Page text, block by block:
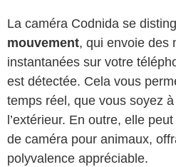
La caméra Codnida se
mouvement, qui envoie des
instantanées sur votre
est détectée. Cela vous
temps réel, que vous soyez
l’extérieur. En outre, elle
de caméra pour animaux,
polyvalence appréciable.